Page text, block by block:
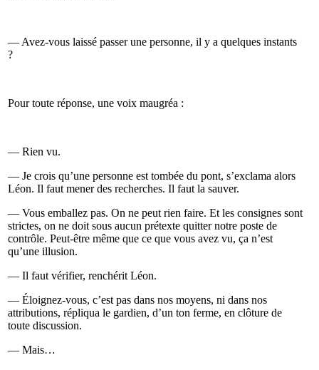
— Avez-vous laissé passer une personne, il y a quelques instants
?
Pour toute réponse, une voix maugréa :
— Rien vu.
— Je crois qu’une personne est tombée du pont, s’exclama alors
Léon. Il faut mener des recherches. Il faut la sauver.
— Vous emballez pas. On ne peut rien faire. Et les consignes sont
strictes, on ne doit sous aucun prétexte quitter notre poste de
contrôle. Peut-être même que ce que vous avez vu, ça n’est
qu’une illusion.
— Il faut vérifier, renchérit Léon.
— Éloignez-vous, c’est pas dans nos moyens, ni dans nos
attributions, répliqua le gardien, d’un ton ferme, en clôture de
toute discussion.
— Mais…